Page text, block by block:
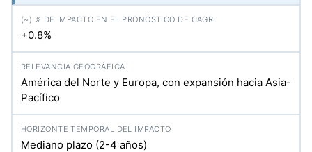
+0.8%
América del Norte y Europa, con expansión hacia Asia-
Pacífico
Mediano plazo (2-4 años)